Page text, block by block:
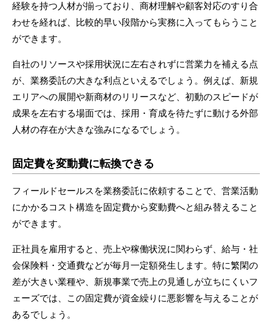
経験を持つ人材が揃っており、商材理解や顧客対応のすり合
わせを経れば、比較的早い段階から実務に入ってもらうこと
ができます。
自社のリソースや採用状況に左右されずに営業力を補える点
が、業務委託の大きな利点といえるでしょう。例えば、新規
エリアへの展開や新商材のリリースなど、初動のスピードが
成果を左右する場面では、採用・育成を待たずに動ける外部
人材の存在が大きな強みになるでしょう。
固定費を変動費に転換できる
フィールドセールスを業務委託に依頼することで、営業活動
にかかるコスト構造を固定費から変動費へと組み替えること
ができます。
正社員を雇用すると、売上や稼働状況に関わらず、給与・社
会保険料・交通費などが毎月一定額発生します。特に繁閑の
差が大きい業種や、新規事業で売上の見通しが立ちにくいフ
ェーズでは、この固定費が資金繰りに悪影響を与えることが
あるでしょう。